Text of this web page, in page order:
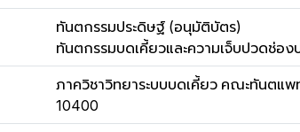
ทันตกรรมประดิษฐ์ (อนุมัติบัตร)
ทันตกรรมบดเคี้ยวและความเจ็บปวดช่อ
ภาควิชาวิทยาระบบบดเคี้ยว คณะทันตแ
10400